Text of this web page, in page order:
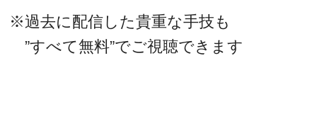
※過去に配信した貴重な手技も
”すべて無料”でご視聴できます